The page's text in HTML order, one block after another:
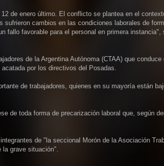
de enero último. El conflicto se plantea en el
cambios en las condiciones laborales de
fallo favorable para el personal en primera instancia",
de la Argentina Autónoma (CTAA) que conduce
por los directivos del Posadas.
de trabajadores, quienes en su mayoría están
de toda forma de precarización laboral que, según
de "la seccional Morón de la Asociación
la grave situación".